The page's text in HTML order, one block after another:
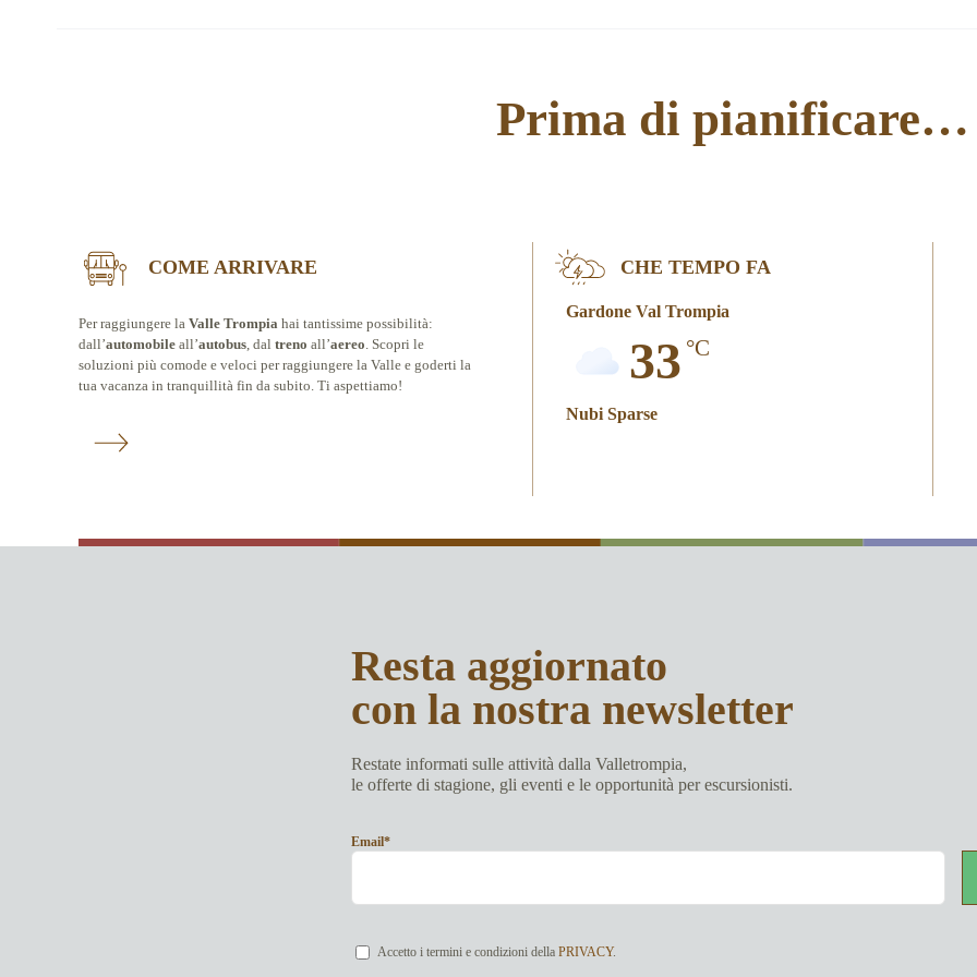
Prima di pianificare…
COME ARRIVARE
Per raggiungere la Valle Trompiahai tantissime possibilità:
dall’automobileall’autobus, dal treno all’aereo. Scopri le
soluzioni più comode e veloci per raggiungere la Valle e goderti la
tua vacanza in tranquillità fin da subito. Ti aspettiamo!
CHE TEMPO FA
Gardone Val Trompia
33 °C
Nubi Sparse
Resta aggiornato
con la nostra newsletter
Restate informati sulle attività dalla Valletrompia,
le offerte di stagione, gli eventi e le opportunità per escursionisti.
Email*
Accetto i termini e condizioni della PRIVACY.